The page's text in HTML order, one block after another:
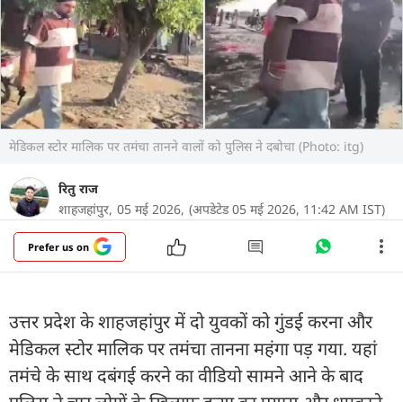
मेडिकल स्टोर मालिक पर तमंचा तानने वालों को पुलिस ने दबोचा (Photo: itg)
रितु राज
शाहजहांपुर, 05 मई 2026, (अपडेटेड 05 मई 2026, 11:42 AM IST)
Prefer us on
उत्तर प्रदेश के शाहजहांपुर में दो युवकों को गुंडई करना और
मेडिकल स्टोर मालिक पर तमंचा तानना महंगा पड़ गया. यहां
तमंचे के साथ दबंगई करने का वीडियो सामने आने के बाद